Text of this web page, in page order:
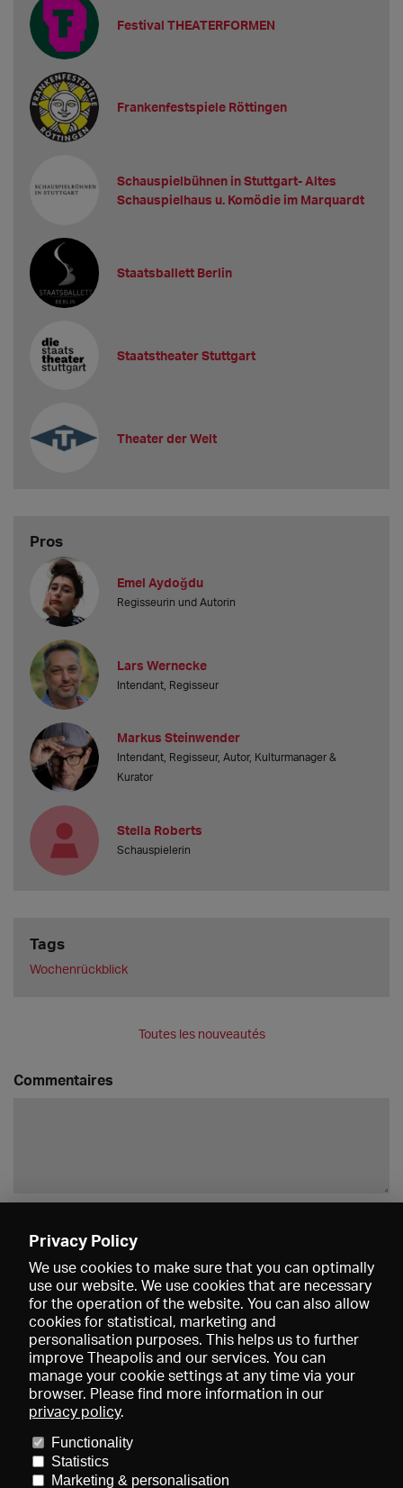
Festival THEATERFORMEN
Frankenfestspiele Röttingen
Schauspielbühnen in Stuttgart- Altes
Schauspielhaus u. Komödie im Marquardt
Staatsballett Berlin
Staatstheater Stuttgart
Theater der Welt
Pros
Emel Aydoğdu
Regisseurin und Autorin
Lars Wernecke
Intendant, Regisseur
Markus Steinwender
Intendant, Regisseur, Autor, Kulturmanager &
Kurator
Stella Roberts
Schauspielerin
Tags
Wochenrückblick
Toutes les nouveautés
Commentaires
Données médiatiques
Conditions générales de vente
Privacy Policy
We use cookies to make sure that you can optimally
use our website. We use cookies that are necessary
for the operation of the website. You can also allow
cookies for statistical, marketing and
personalisation purposes. This helps us to further
improve Theapolis and our services. You can
manage your cookie settings at any time via your
browser. Please find more information in our
privacy policy.
Functionality
Statistics
Marketing & personalisation